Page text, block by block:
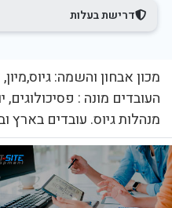
דרישת בעלות
מכון אבחון והשמה:
העובדים מונה : פסיכולוגים,
מנהלות גיוס. עובדים בארץ